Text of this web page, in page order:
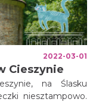
2022-03-01
Cieszynie
na Ślasku
niesztampowo.